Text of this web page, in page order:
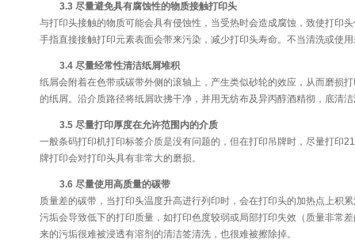
3.3 尽量避免具有腐蚀性的物质接触打印头
与打印头接触的物质可能会具有侵蚀性，当受热时会造成腐蚀，致使打印
手指直接接触打印元素表面会带来污染，减少打印头寿命。不当清洗或使
3.4 尽量经常性清洁纸屑堆积
纸屑会附着在色带或碳带外侧的滚轴上，产生类似砂轮的效应，从而磨损
的纸屑。沿介质路径将纸屑吹拂干净，并用无纺布及异丙醇酒精彻，底清
3.5 尽量打印厚度在允许范围内的介质
一般条码打印机打印标签介质是没有问题的，但在打印吊牌时，尽量打印
牌打印会对打印头具有非常大的磨损。
3.6 尽量使用高质量的碳带
质量差的碳带，当打印头温度升高进行列印时，会在打印头的加热点上积
污垢会导致低下的打印质量，如打印色度较弱或局部打印失效（质量非常
来的污垢很难被浸透有溶剂的清洁签清洗，也很难被擦除掉。